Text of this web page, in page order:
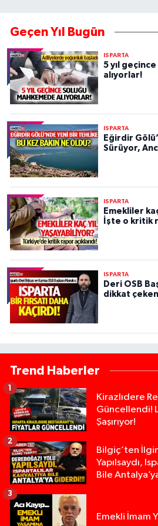
Geçen Yıl Bugün
ISPARTA
5 yıl
alıyorlar!
ISPARTA
Eğirdir
Sürüyor,
ISPARTA
Emekliler
İşte o kritik
ISPARTA
Deri OSB
dikkat çeken
Trend Haberler
Kirazlıdere
Güncellendi!
Şaşırıyor!
1
Bilgiç’ten
Yapılsaydı,
Bile
2
Emekli İmam
3